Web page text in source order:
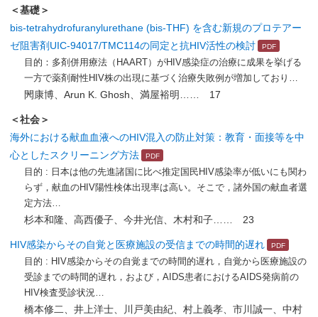
＜基礎＞
bis-tetrahydrofuranylurethane (bis-THF) を含む新規のプロテアー
ゼ阻害剤UIC-94017/TMC114の同定と抗HIV活性の検討
目的：多剤併用療法（HAART）がHIV感染症の治療に成果を挙げる
一方で薬剤耐性HIV株の出現に基づく治療失敗例が増加しており…
閌康博、Arun K. Ghosh、満屋裕明…… 17
＜社会＞
海外における献血血液へのHIV混入の防止対策：教育・面接等を中
心としたスクリーニング方法
目的 : 日本は他の先進諸国に比べ推定国民HIV感染率が低いにも関わ
らず，献血のHIV陽性検体出現率は高い。そこで，諸外国の献血者選
定方法…
杉本和隆、高西優子、今井光信、木村和子…… 23
HIV感染からその自覚と医療施設の受信までの時間的遅れ
目的 : HIV感染からその自覚までの時間的遅れ，自覚から医療施設の
受診までの時間的遅れ，および，AIDS患者におけるAIDS発病前の
HIV検査受診状況…
橋本修二、井上洋士、川戸美由紀、村上義孝、市川誠一、中村